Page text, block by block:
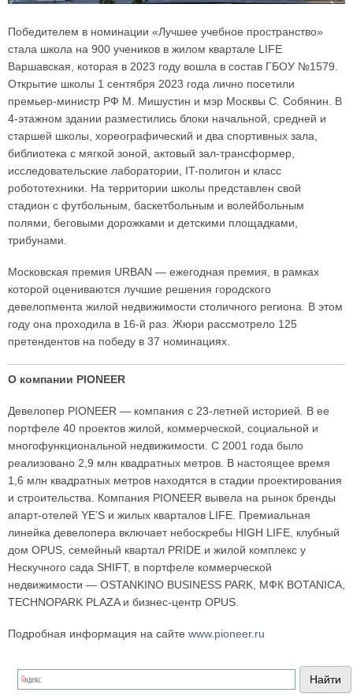
Победителем в номинации «Лучшее учебное пространство»
стала школа на 900 учеников в жилом квартале LIFE
Варшавская, которая в 2023 году вошла в состав ГБОУ №1579.
Открытие школы 1 сентября 2023 года лично посетили
премьер-министр РФ М. Мишустин и мэр Москвы С. Собянин. В
4-этажном здании разместились блоки начальной, средней и
старшей школы, хореографический и два спортивных зала,
библиотека с мягкой зоной, актовый зал-трансформер,
исследовательские лаборатории, IT-полигон и класс
робототехники. На территории школы представлен свой
стадион с футбольным, баскетбольным и волейбольным
полями, беговыми дорожками и детскими площадками,
трибунами.
Московская премия URBAN — ежегодная премия, в рамках
которой оцениваются лучшие решения городского
девелопмента жилой недвижимости столичного региона. В этом
году она проходила в 16-й раз. Жюри рассмотрело 125
претендентов на победу в 37 номинациях.
О компании PIONEER
Девелопер PIONEER — компания с 23-летней историей. В ее
портфеле 40 проектов жилой, коммерческой, социальной и
многофункциональной недвижимости. С 2001 года было
реализовано 2,9 млн квадратных метров. В настоящее время
1,6 млн квадратных метров находятся в стадии проектирования
и строительства. Компания PIONEER вывела на рынок бренды
апарт-отелей YE’S и жилых кварталов LIFE. Премиальная
линейка девелопера включает небоскребы HIGH LIFE, клубный
дом OPUS, семейный квартал PRIDE и жилой комплекс у
Нескучного сада SHIFT, в портфеле коммерческой
недвижимости — OSTANKINO BUSINESS PARK, МФК BOTANICA,
TECHNOPARK PLAZA и бизнес-центр OPUS.
Подробная информация на сайте www.pioneer.ru